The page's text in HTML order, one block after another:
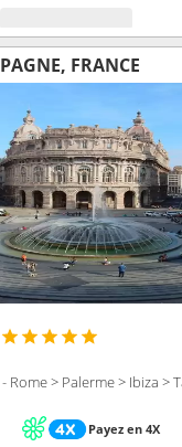
FRANCE
Rome > Palerme > Ibiza >
Payez en 4X